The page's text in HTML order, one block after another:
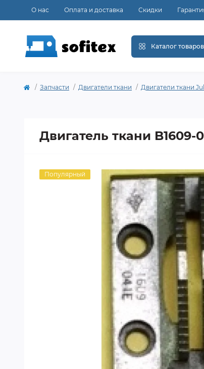
О нас Оплата и доставка Скидки
Каталог товаров
Запчасти Двигатели ткани Двигатели ткани
Двигатель ткани B1609-
Популярный